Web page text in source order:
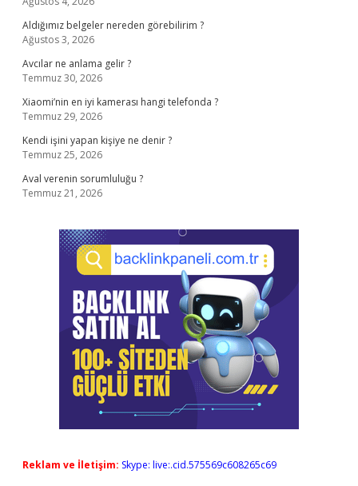
Aldığımız belgeler nereden görebilirim ?
Ağustos 3, 2026
Avcılar ne anlama gelir ?
Temmuz 30, 2026
Xiaomi’nin en iyi kamerası hangi telefonda ?
Temmuz 29, 2026
Kendi işini yapan kişiye ne denir ?
Temmuz 25, 2026
Aval verenin sorumluluğu ?
Temmuz 21, 2026
Reklam ve İletişim: Skype: live:.cid.575569c608265c69